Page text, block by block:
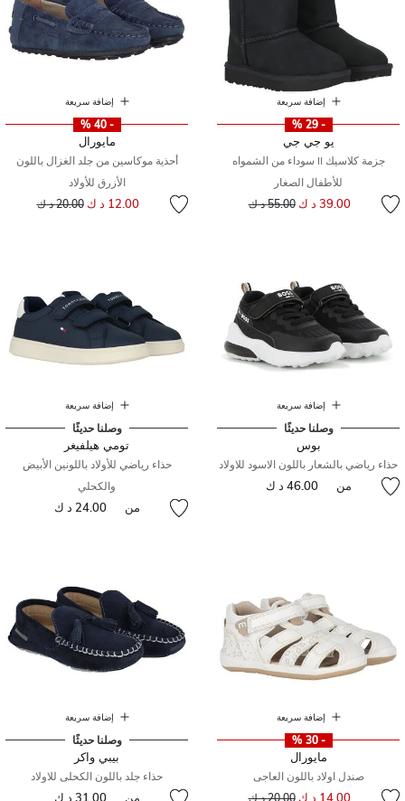
إضافة سريعة
- 29 %
يو جي جي
جزمة كلاسيك II سوداء من الشمواه
للأطفال الصغار
39.00 د ك سعر مخفض من
55.00 د ك
إضافة سريعة
- 40 %
مايورال
أحذية موكاسين من جلد الغزال باللون
الأزرق للأولاد
12.00 د ك سعر مخفض من
20.00 د ك إلى
إضافة سريعة
وصلنا حديثًا
بوس
حذاء رياضي بالشعار باللون الاسود للاولاد
من 46.00 د ك
إضافة سريعة
وصلنا حديثًا
تومي هيلفيغر
حذاء رياضي للأولاد باللونين الأبيض
والكحلي
من 24.00 د ك
إضافة سريعة
- 30 %
مايورال
صندل اولاد باللون العاجى
14.00 د ك سعر مخفض من
20.00 د ك
إضافة سريعة
وصلنا حديثًا
بيبي واكر
حذاء جلد باللون الكحلى للاولاد
من 31.00 د ك